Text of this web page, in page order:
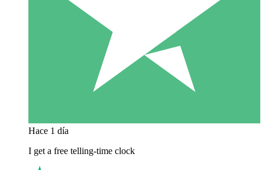
Hace 1 día
I get a free telling-time clock